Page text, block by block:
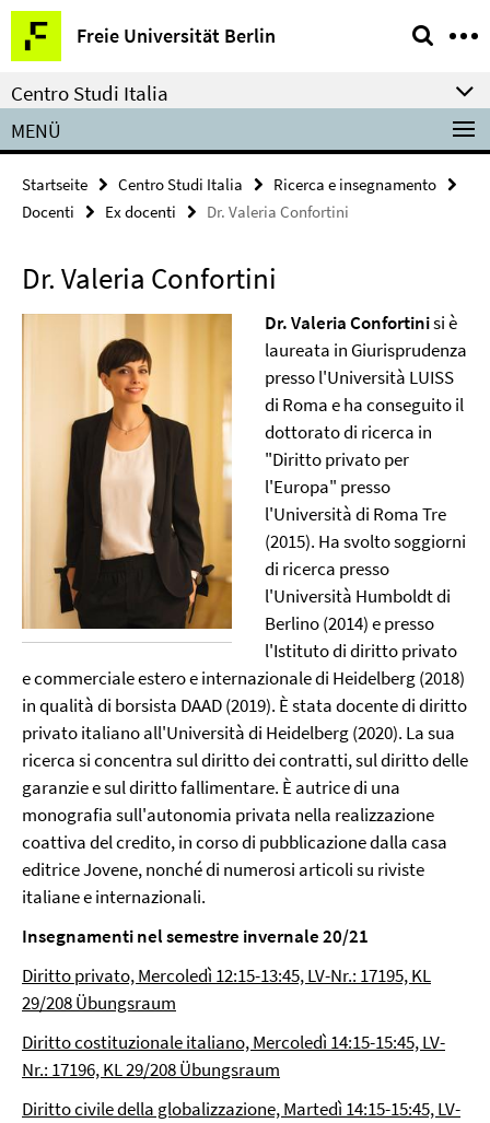
Springe
direkt
zu
Inhalt
Freie Universität Berlin
Service-
Navigation
Centro Studi Italia
MENÜ
Startseite Centro Studi Italia
Ricerca e insegnamento
Docenti
Ex docenti Dr. Valeria Confortini
Dr. Valeria Confortini
Dr. Valeria Confortinisi è
laureata in Giurisprudenza
presso l'Università LUISS
di Roma e ha conseguito il
dottorato di ricerca in
"Diritto privato per
l'Europa" presso
l'Università di Roma Tre
(2015). Ha svolto soggiorni
di ricerca presso
l'Università Humboldt di
Berlino (2014) e presso
l'Istituto di diritto privato
e commerciale estero e internazionale di Heidelberg (2018)
in qualità di borsista DAAD (2019). È stata docente di diritto
privato italiano all'Università di Heidelberg (2020). La sua
ricerca si concentra sul diritto dei contratti, sul diritto delle
garanzie e sul diritto fallimentare. È autrice di una
monografia sull'autonomia privata nella realizzazione
coattiva del credito, in corso di pubblicazione dalla casa
editrice Jovene, nonché di numerosi articoli su riviste
italiane e internazionali.
Insegnamenti nel semestre invernale 20/21
Diritto privato, Mercoledì 12:15-13:45, LV-Nr.: 17195, KL
29/208 Übungsraum
Diritto costituzionale italiano, Mercoledì 14:15-15:45, LV-
Nr.: 17196, KL 29/208 Übungsraum
Diritto civile della globalizzazione, Martedì 14:15-15:45, LV-